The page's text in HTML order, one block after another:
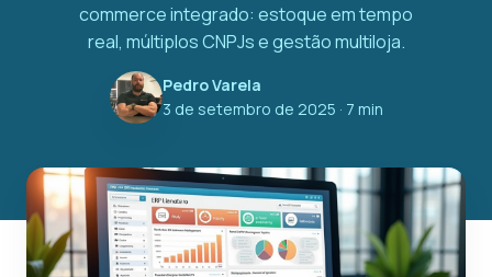
commerce integrado: estoque em tempo
real, múltiplos CNPJs e gestão multiloja.
Pedro Varela
3 de setembro de 2025 · 7 min